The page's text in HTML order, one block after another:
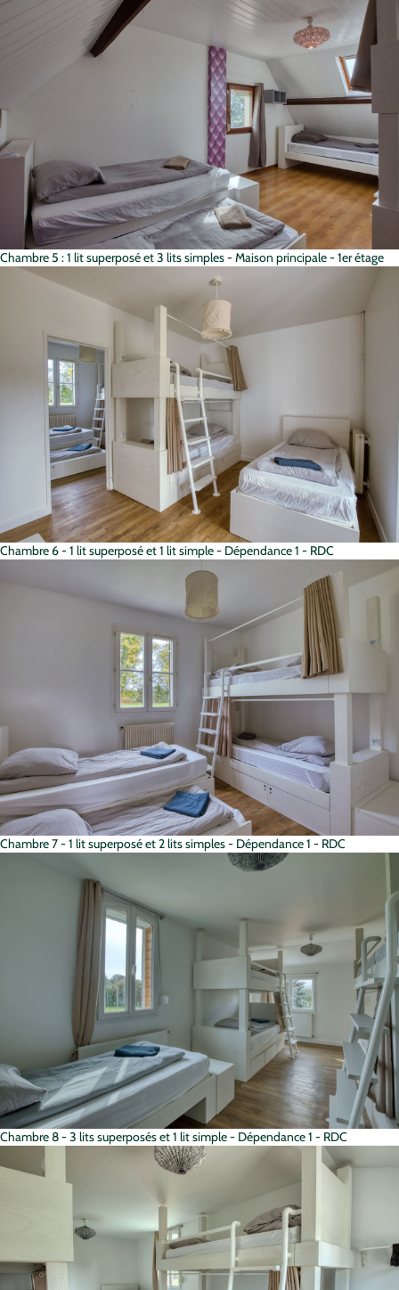
Chambre 5 : 1 lit superposé et 3 lits simples - Maison principale - 1er étage
Chambre 6 - 1 lit superposé et 1 lit simple - Dépendance 1 - RDC
Chambre 7 - 1 lit superposé et 2 lits simples - Dépendance 1 - RDC
Chambre 8 - 3 lits superposés et 1 lit simple - Dépendance 1 - RDC